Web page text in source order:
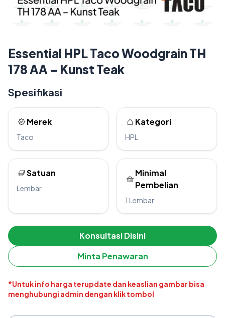
Essential HPL Taco Woodgrain TH
178 AA – Kunst Teak
Spesifikasi
Merek
Taco
Kategori
HPL
Satuan
Lembar
Minimal
Pembelian
1 Lembar
Konsultasi Disini
Minta Penawaran
*Untuk info harga terupdate dan keaslian gambar bisa
menghubungi admin dengan klik tombol